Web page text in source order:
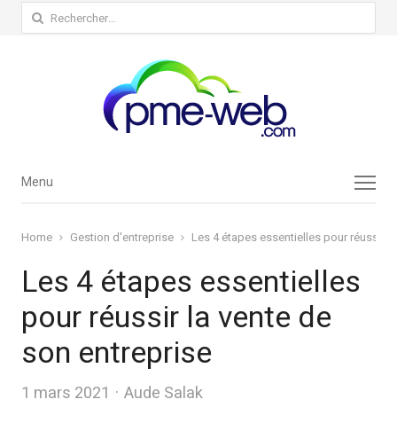
Rechercher :
Menu
Menu
Home Gestion d'entreprise Les 4 étapes essentielles pour réussir
Les 4 étapes essentielles
pour réussir la vente de
son entreprise
1 mars 2021 Author
Aude Salak